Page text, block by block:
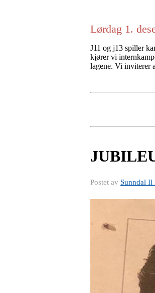
Lørdag 1.
J11 og j13 spiller
kjører vi
lagene. Vi inviterer
Postet av Sunndal Il